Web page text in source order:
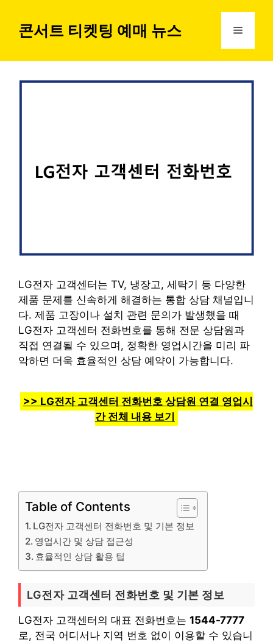
콘서트 티켓팅 예매 뉴스 메
LG전자 고객센터는 TV, 냉장고, 세탁기 등 다양한
제품 문제를 신속하게 해결하는 통합 상담 채널입니
다. 제품 고장이나 설치 관련 문의가 발생했을 때
LG전자 고객센터 전화번호를 통해 전문 상담원과
직접 연결될 수 있으며, 정확한 영업시간을 미리 파
악하면 더욱 효율적인 상담 예약이 가능합니다.
>> LG전자 고객센터 전화번호 상담원 연결 영업시
간 전체 내용 보기
Table of Contents
LG전자 고객센터 전화번호 및 기본 정보
영업시간 및 상담 접근성
효율적인 상담 활용 팁
LG전자 고객센터 전화번호 및 기본 정보
LG전자 고객센터의 대표 전화번호는 1544-7777
로, 전국 어디서나 지역 번호 없이 이용할 수 있습니